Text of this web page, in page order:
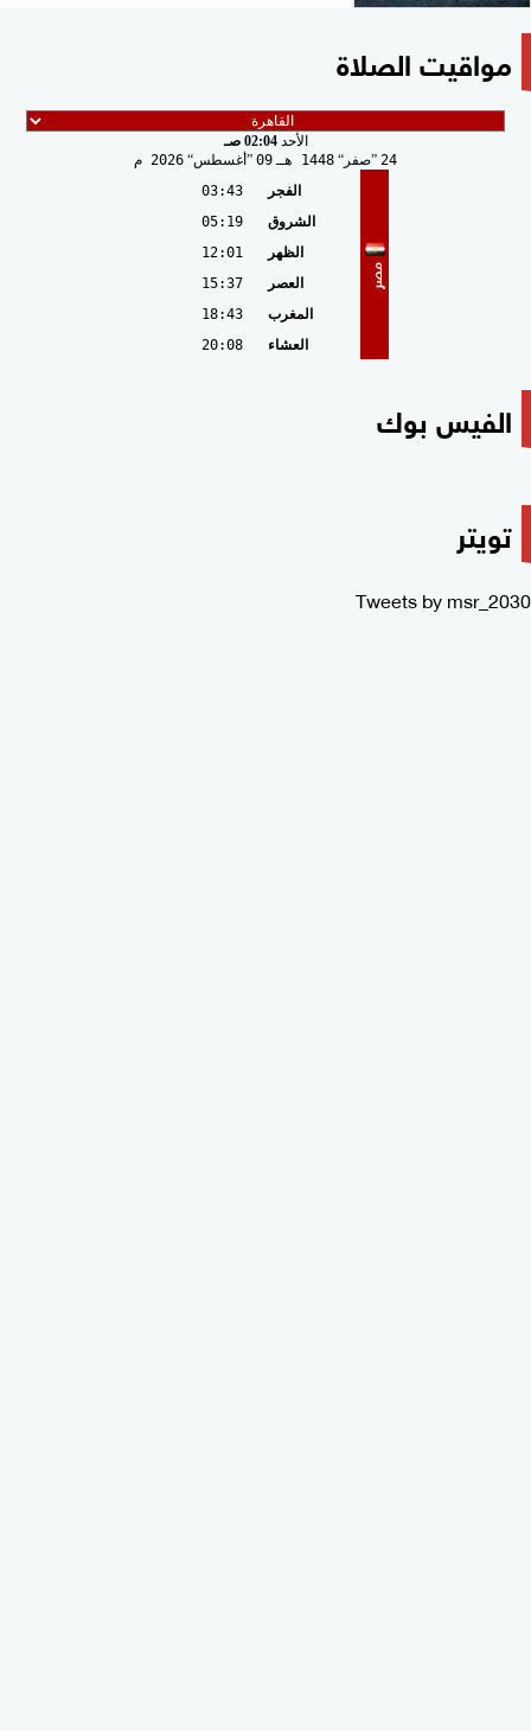
مواقيت الصلاة
الأحد02:04 صـ
24 صفر 1448 هـ 09 أغسطس 2026 م
مصر
الفجر
03:43
الشروق
05:19
الظهر
12:01
العصر
15:37
المغرب
18:43
العشاء
20:08
الفيس بوك
تويتر
Tweets by msr_2030